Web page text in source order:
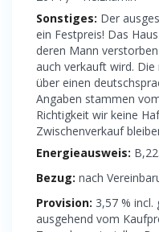
Sonstiges: Der
ein Festpreis! Das
deren Mann
auch verkauft wird.
über einen
Angaben stammen
Richtigkeit wir keine
Zwischenverkauf
Energieausweis:
Bezug: nach
Provision: 3,57 %
ausgehend vom